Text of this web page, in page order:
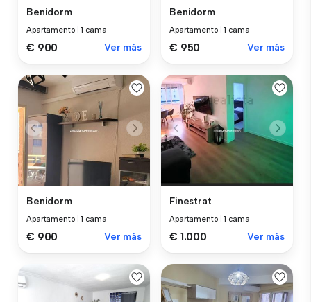
Benidorm
Apartamento |1 cama
€ 900 Ver más
Benidorm
Apartamento |1 cama
€ 950 Ver más
Benidorm
Apartamento |1 cama
€ 900 Ver más
Finestrat
Apartamento |1 cama
€ 1.000 Ver más